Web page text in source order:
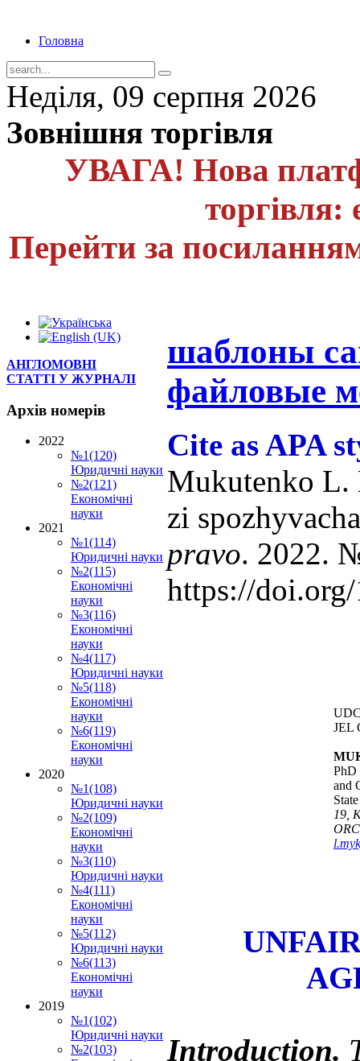
Головна
Неділя, 09 серпня 2026
Зовнішня торгівля
УВАГА! Нова
Перейти за
шаблоны
файловые
Cite as APA
Mukutenko L.
zi
pravo. 2022.
https://
JEL
PhD
and
19,
Introduction.
АНГЛОМОВНІ
СТАТТІ У ЖУРНАЛІ
Архів номерів
2022
№1(120)
Юридичні науки
№2(121)
Економічні
науки
2021
№1(114)
Юридичні науки
№2(115)
Економічні
науки
№3(116)
Економічні
науки
№4(117)
Юридичні науки
№5(118)
Економічні
науки
№6(119)
Економічні
науки
2020
№1(108)
Юридичні науки
№2(109)
Економічні
науки
№3(110)
Юридичні науки
№4(111)
Економічні
науки
№5(112)
Юридичні науки
№6(113)
Економічні
науки
2019
№1(102)
Юридичні науки
№2(103)